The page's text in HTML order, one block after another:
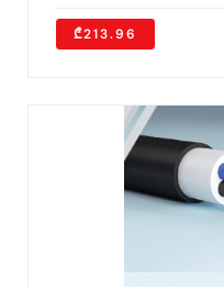
₾213.96